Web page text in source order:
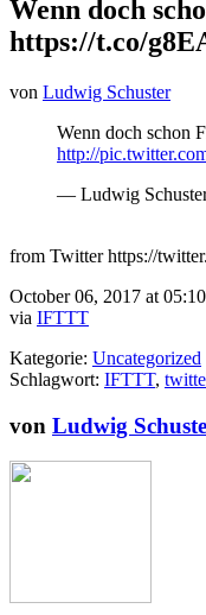
Wenn doch
https://t.co/
von Ludwig Schuster
Wenn doch schon
http://
— Ludwig
from Twitter https://
October 06, 2017 at
via IFTTT
Kategorie: Uncategorized
Schlagwort: IFTTT,
von Ludwig